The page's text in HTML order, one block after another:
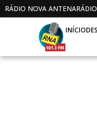
RÁDIO NOVA ANTENA
INÍCIO